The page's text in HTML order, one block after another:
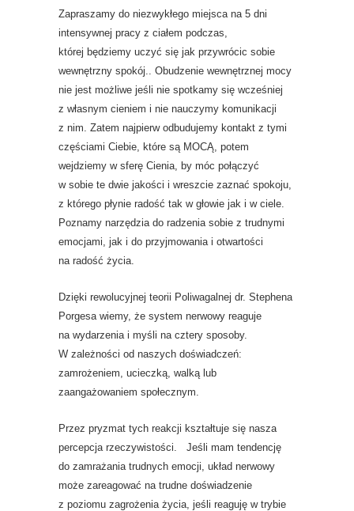
Zapraszamy do niezwykłego miejsca na 5 dni
intensywnej pracy z ciałem podczas,
której będziemy uczyć się jak przywrócic sobie
wewnętrzny spokój.. Obudzenie wewnętrznej mocy
nie jest możliwe jeśli nie spotkamy się wcześniej
z własnym cieniem i nie nauczymy komunikacji
z nim. Zatem najpierw odbudujemy kontakt z tymi
częściami Ciebie, które są MOCĄ, potem
wejdziemy w sferę Cienia, by móc połączyć
w sobie te dwie jakości i wreszcie zaznać spokoju,
z którego płynie radość tak w głowie jak i w ciele.
Poznamy narzędzia do radzenia sobie z trudnymi
emocjami, jak i do przyjmowania i otwartości
na radość życia.
Dzięki rewolucyjnej teorii Poliwagalnej dr. Stephena
Porgesa wiemy, że system nerwowy reaguje
na wydarzenia i myśli na cztery sposoby.
W zależności od naszych doświadczeń:
zamrożeniem, ucieczką, walką lub
zaangażowaniem społecznym.
Przez pryzmat tych reakcji kształtuje się nasza
percepcja rzeczywistości. Jeśli mam tendencję
do zamrażania trudnych emocji, układ nerwowy
może zareagować na trudne doświadzenie
z poziomu zagrożenia życia, jeśli reaguję w trybie